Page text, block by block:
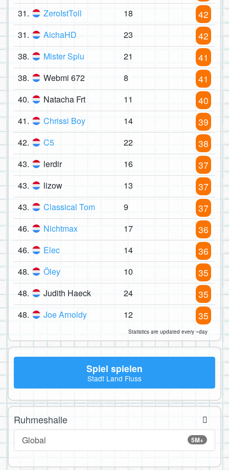
31. ZeroIstToll 18 42
31. AichaHD 23 42
38. Mister Splu 21 41
38. Webmi 672 8 41
40. Natacha Frt 11 40
41. Chrissi Boy 14 39
42. C5 22 38
43. lerdir 16 37
43. lizow 13 37
43. Classical Tom 9 37
46. Nichtmax 17 36
46. Elec 14 36
48. Öley 10 35
48. Judith Haeck 24 35
48. Joe Arnoldy 12 35
Statistics are updated every ~day
Spiel spielen
Stadt Land Fluss
Ruhmeshalle
5M+
Global